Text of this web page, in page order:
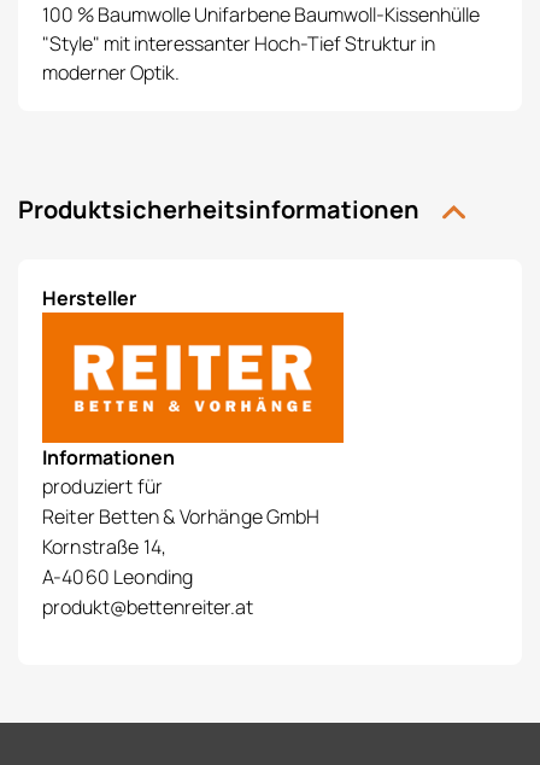
100 % Baumwolle Unifarbene Baumwoll-Kissenhülle
"Style" mit interessanter Hoch-Tief Struktur in
moderner Optik.
Produktsicherheitsinformationen
Hersteller
Informationen
produziert für
Reiter Betten & Vorhänge GmbH
Kornstraße 14,
A-4060 Leonding
produkt@bettenreiter.at